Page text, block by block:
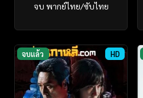
จบ พากย์ไทย/ซับไทย
จบแล้ว HD